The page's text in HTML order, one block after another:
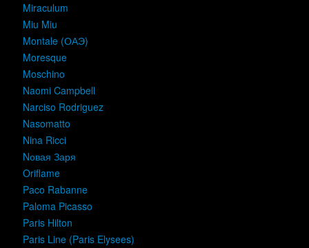
Miraculum
Miu Miu
Montale (ОАЭ)
Moresque
Moschino
Naomi Campbell
Narciso Rodriguez
Nasomatto
Nina Ricci
Nовая Заря
Oriflame
Paco Rabanne
Paloma Picasso
Paris Hilton
Paris Line (Paris Elysees)